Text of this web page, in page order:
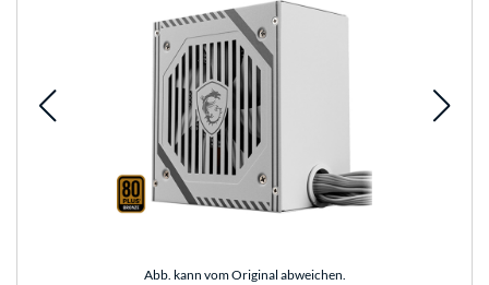
Abb. kann vom Original abweichen.